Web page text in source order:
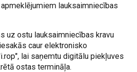
lauksaimniecības
uz ostu lauksaimniecības kravu
caur elektronisko
lai saņemtu digitālu piekļuves
ostas termināļa.